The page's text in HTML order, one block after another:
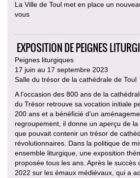
La Ville de Toul met en place un
vous
EXPOSITION DE PEIGNES
Peignes liturgiques
17 juin au 17 septembre 2023
Salle du trésor de la cathédrale de Toul
A l’occasion des 800 ans de la
du Trésor retrouve sa vocation initiale
200 ans et a bénéficié d’un
regroupement, il donne un aperçu de
que pouvait contenir un trésor de
révolutionnaires. Dans la politique de
ensemble liturgique, une exposition
proposée tous les ans. Après le succès
2022 sur les émaux médiévaux, qui a